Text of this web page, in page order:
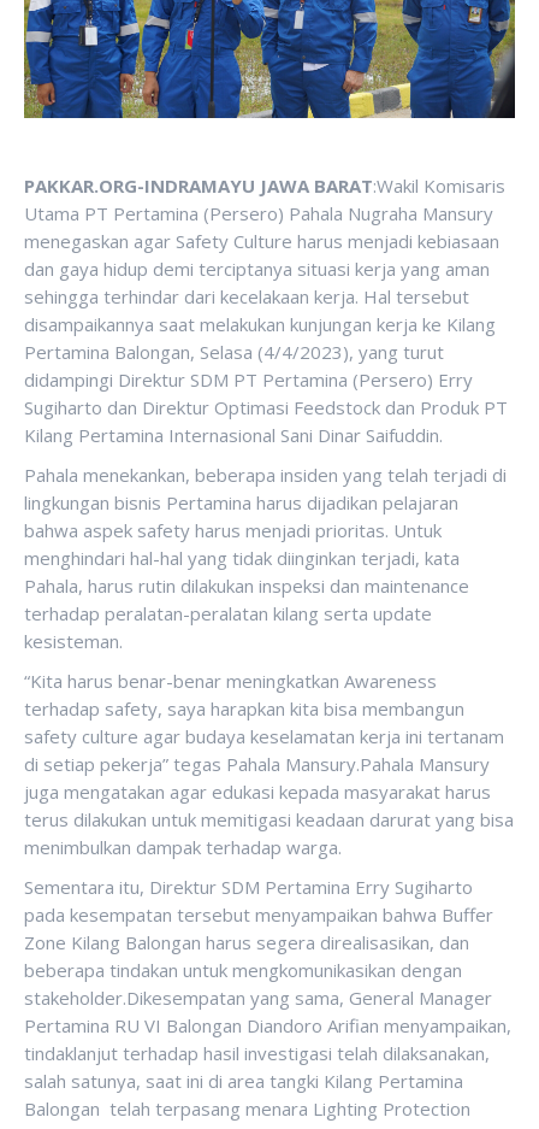
PAKKAR.ORG-INDRAMAYU JAWA BARAT:Wakil Komisaris
Utama PT Pertamina (Persero) Pahala Nugraha Mansury
menegaskan agar Safety Culture harus menjadi kebiasaan
dan gaya hidup demi terciptanya situasi kerja yang aman
sehingga terhindar dari kecelakaan kerja. Hal tersebut
disampaikannya saat melakukan kunjungan kerja ke Kilang
Pertamina Balongan, Selasa (4/4/2023), yang turut
didampingi Direktur SDM PT Pertamina (Persero) Erry
Sugiharto dan Direktur Optimasi Feedstock dan Produk PT
Kilang Pertamina Internasional Sani Dinar Saifuddin.
Pahala menekankan, beberapa insiden yang telah terjadi di
lingkungan bisnis Pertamina harus dijadikan pelajaran
bahwa aspek safety harus menjadi prioritas. Untuk
menghindari hal-hal yang tidak diinginkan terjadi, kata
Pahala, harus rutin dilakukan inspeksi dan maintenance
terhadap peralatan-peralatan kilang serta update
kesisteman.
“Kita harus benar-benar meningkatkan Awareness
terhadap safety, saya harapkan kita bisa membangun
safety culture agar budaya keselamatan kerja ini tertanam
di setiap pekerja” tegas Pahala Mansury.Pahala Mansury
juga mengatakan agar edukasi kepada masyarakat harus
terus dilakukan untuk memitigasi keadaan darurat yang bisa
menimbulkan dampak terhadap warga.
Sementara itu, Direktur SDM Pertamina Erry Sugiharto
pada kesempatan tersebut menyampaikan bahwa Buffer
Zone Kilang Balongan harus segera direalisasikan, dan
beberapa tindakan untuk mengkomunikasikan dengan
stakeholder.Dikesempatan yang sama, General Manager
Pertamina RU VI Balongan Diandoro Arifian menyampaikan,
tindaklanjut terhadap hasil investigasi telah dilaksanakan,
salah satunya, saat ini di area tangki Kilang Pertamina
Balongan telah terpasang menara Lighting Protection